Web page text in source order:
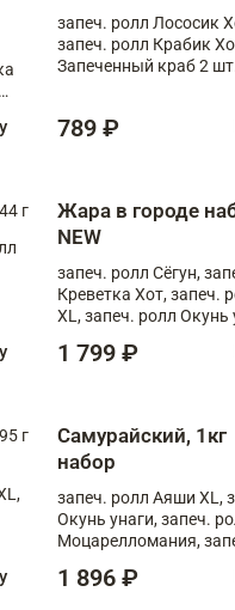
запеч. ролл Лососик
запеч. ролл Крабик
Запеченный краб 2
789 ₽
г
Жара в городе
NEW
запеч. ролл Сёгун,
Креветка Хот, запеч.
XL, запеч. ролл Окунь
1 799 ₽
г
Самурайский, 1кг
набор
запеч. ролл Аяши XL,
Окунь унаги, запеч.
Моцарелломания,
1 896 ₽